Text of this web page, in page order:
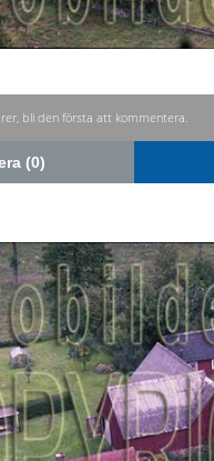
bli den första att kommentera.
(0)